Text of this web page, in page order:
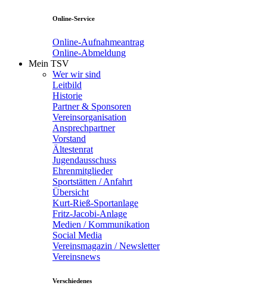
Online-Service
Online-Aufnahmeantrag
Online-Abmeldung
Mein TSV
Wer wir sind
Leitbild
Historie
Partner & Sponsoren
Vereinsorganisation
Ansprechpartner
Vorstand
Ältestenrat
Jugendausschuss
Ehrenmitglieder
Sportstätten / Anfahrt
Übersicht
Kurt-Rieß-Sportanlage
Fritz-Jacobi-Anlage
Medien / Kommunikation
Social Media
Vereinsmagazin / Newsletter
Vereinsnews
Verschiedenes